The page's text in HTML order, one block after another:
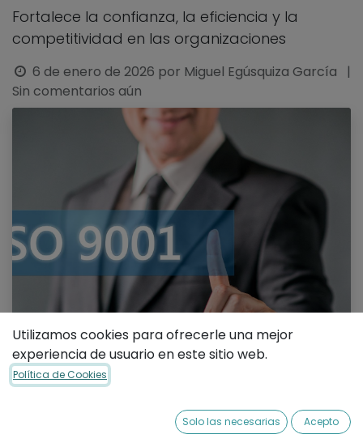
Fortalece la confianza, la eficiencia y la
competitividad en las organizaciones
6 de enero de 2026 por Miguel Egúsquiza García
|
Sin comentarios aún
Utilizamos cookies para ofrecerle una mejor
experiencia de usuario en este sitio web.
Política de Cookies
Solo las necesarias Acepto